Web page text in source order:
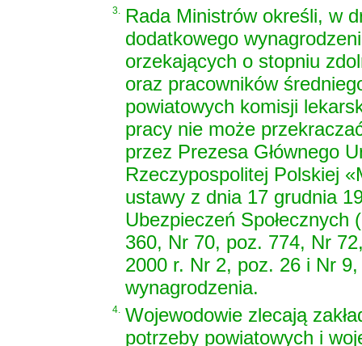
3. Rada Ministrów określi, w
dodatkowego
orzekających o stopniu
oraz pracowników
powiatowych komisji
pracy nie może
przez Prezesa Głównego
Rzeczypospolitej Polskiej
ustawy z dnia 17 grudnia
Ubezpieczeń
360, Nr 70, poz. 774, Nr
2000 r. Nr 2, poz. 26 i Nr 9,
wynagrodzenia.
4. Wojewodowie zlecają
potrzeby powiatowych i